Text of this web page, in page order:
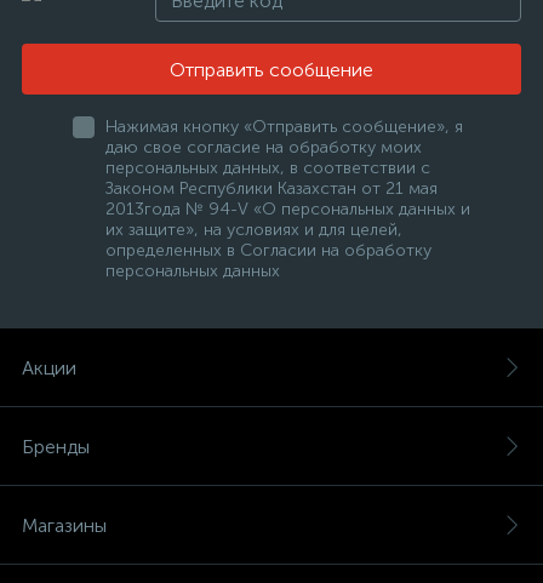
Отправить сообщение
Нажимая кнопку «Отправить сообщение», я
даю свое согласие на обработку моих
персональных данных, в соответствии с
Законом Республики Казахстан от 21 мая
2013года № 94-V «О персональных данных и
их защите», на условиях и для целей,
определенных в Согласии на обработку
персональных данных
Акции
Бренды
Магазины